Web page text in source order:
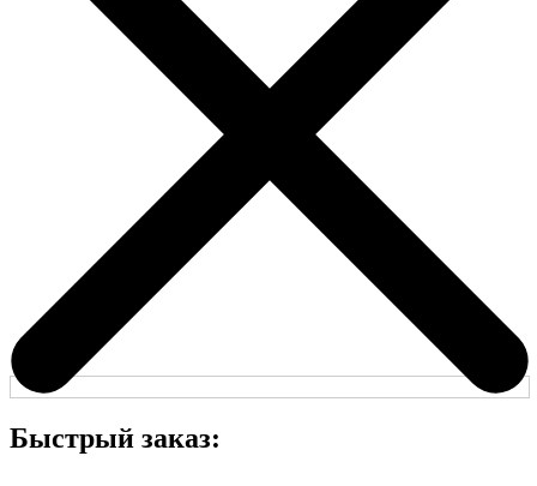
Быстрый заказ: